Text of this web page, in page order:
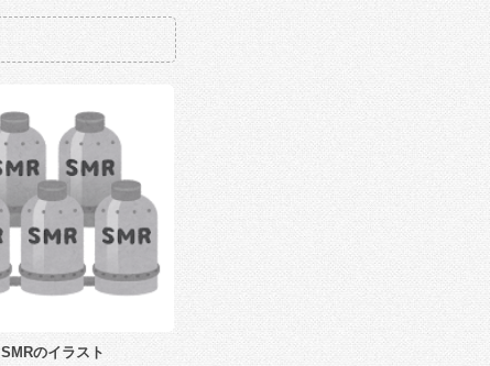
SMRのイラスト